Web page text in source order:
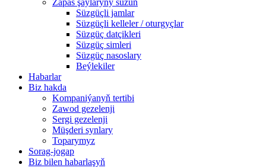
Zapas şaýlaryny süzüň
Süzgüçli jamlar
Süzgüçli kelleler / oturgyçlar
Süzgüç datçikleri
Süzgüç simleri
Süzgüç nasoslary
Beýlekiler
Habarlar
Biz hakda
Kompaniýanyň tertibi
Zawod gezelenji
Sergi gezelenji
Müşderi synlary
Toparymyz
Sorag-jogap
Biz bilen habarlaşyň